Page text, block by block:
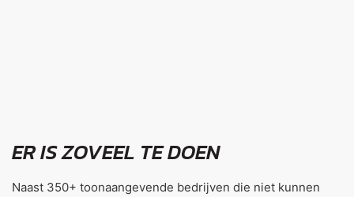
ER IS ZOVEEL TE DOEN
Naast 350+ toonaangevende bedrijven die niet kunnen